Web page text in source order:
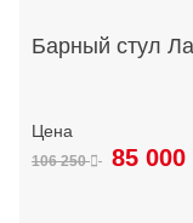
Барный стул
106 250 85 000